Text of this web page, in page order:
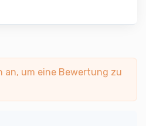
an, um eine Bewertung zu